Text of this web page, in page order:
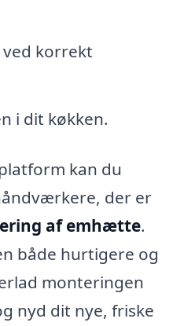
korrekt
i dit køkken.
kan du
der er
af emhætte.
både hurtigere og
monteringen
nyd dit nye, friske